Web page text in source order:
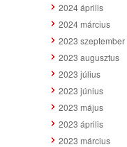
2024 április
2024 március
2023 szeptember
2023 augusztus
2023 július
2023 június
2023 május
2023 április
2023 március